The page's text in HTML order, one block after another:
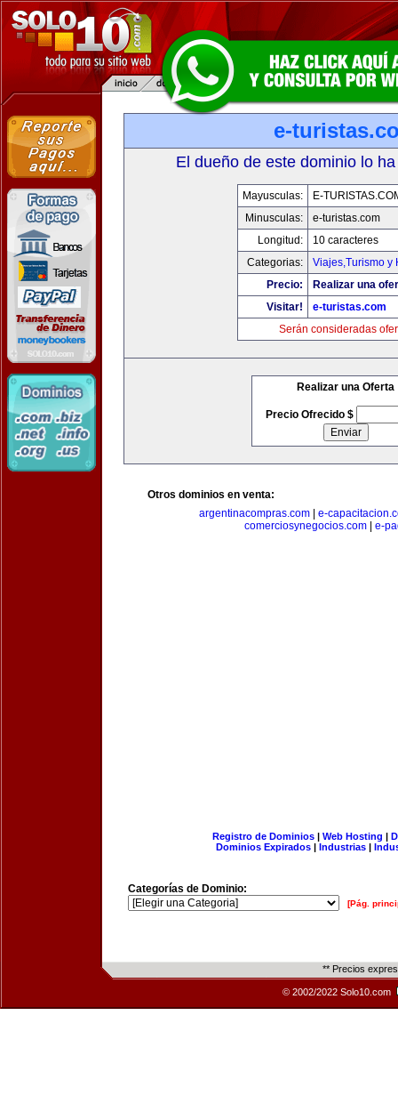
e-
El dueño de este dominio lo
Mayusculas:
E-
Minusculas:
e-turistas.com
Longitud:
10 caracteres
Categorias:
Viajes,Turismo y
Precio:
Realizar una
Visitar!
e-turistas.com
Serán consideradas
Realizar una Oferta
Precio Ofrecido $
Otros dominios en venta:
argentinacompras.com| e-
comerciosynegocios.com
e-
Registro de Dominios| Web Hosting |
Dominios Expirados | Industrias |
Categorías de Dominio:
[Pág.
** Precios
© 2002/2022 Solo10.com